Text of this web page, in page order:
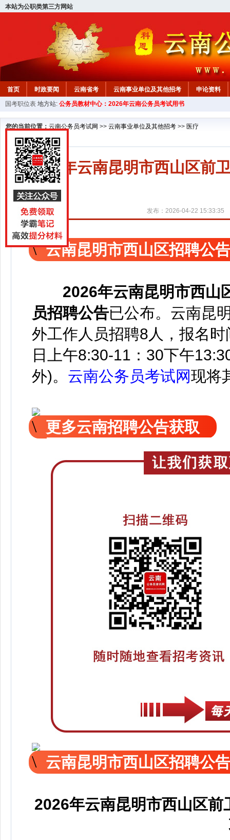
本站为公职类第三方网站
首页 时政要闻 云南省考 云南事业单位及其他招考
申论资料
国考职位表 地方站: 公务员教材中心：2026年云南公务员考试用书
您的当前位置： 云南公务员考试网 >> 云南事业单位及其他招考 >> 医疗
2026年云南昆明市西山区前
发布：2026-04-22 15:33:35
云南昆明市西山区招聘公
2026年云南昆明市西山
员招聘公告已公布。云南昆
外工作人员招聘8人，报名时
日上午8:30-11：30下午
外)。 云南公务员考试网现将
更多云南招聘公告获取
云南昆明市西山区招聘公
2026年云南昆明市西山区